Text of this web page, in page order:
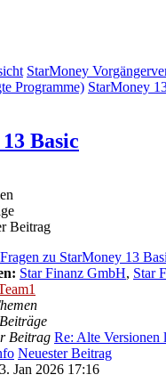
StarMoney
Programme) StarMoney
Basic
Beitrag
zu StarMoney 13
Star Finanz GmbH, Star
Beiträge
Beitrag Re: Alte Versionen
Neuester Beitrag
Jan 2026 17:16